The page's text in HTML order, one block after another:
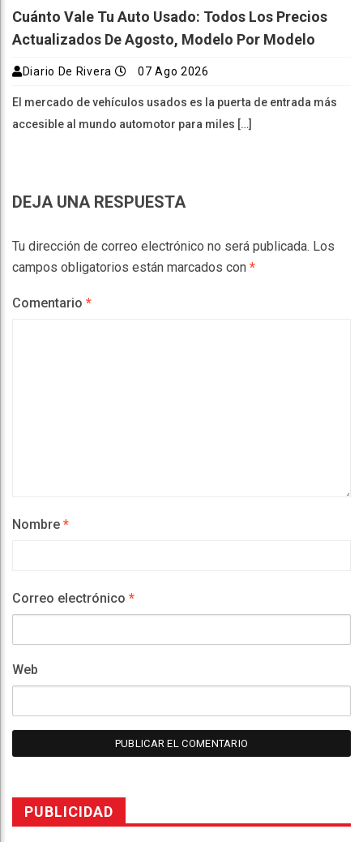
Cuánto Vale Tu Auto Usado: Todos Los Precios
Actualizados De Agosto, Modelo Por Modelo
Diario De Rivera 07 Ago 2026
El mercado de vehículos usados es la puerta de entrada más
accesible al mundo automotor para miles […]
DEJA UNA RESPUESTA
Tu dirección de correo electrónico no será publicada. Los
campos obligatorios están marcados con *
Comentario *
Nombre *
Correo electrónico *
Web
PUBLICIDAD